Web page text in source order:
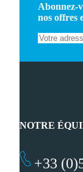
Abonnez-
nos offres
NOTRE
+33